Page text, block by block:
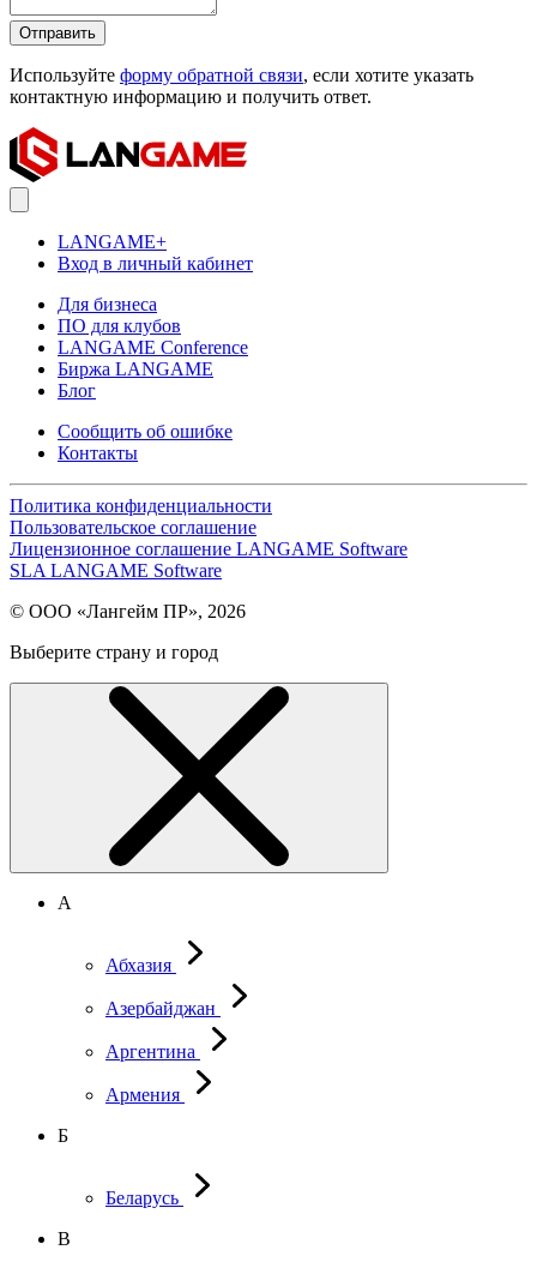
Отправить
Используйте форму обратной связи, если хотите указать
контактную информацию и получить ответ.
LANGAME+
Вход в личный кабинет
Для бизнеса
ПО для клубов
LANGAME Conference
Биржа LANGAME
Блог
Сообщить об ошибке
Контакты
Политика конфиденциальности
Пользовательское соглашение
Лицензионное соглашение LANGAME Software
SLA LANGAME Software
© ООО «Лангейм ПР», 2026
Выберите страну и город
А
Абхазия
Азербайджан
Аргентина
Армения
Б
Беларусь
В